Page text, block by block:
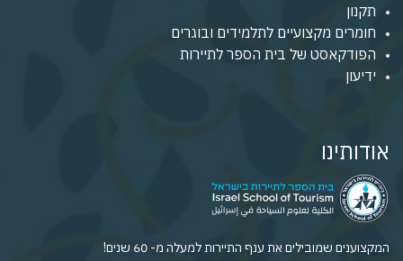
תקנון
חומרים מקצועיים לתלמידים ובוגרים
הפודקאסט של בית הספר לתיירות
ידיעון
אודותינו
המקצוענים שמובילים את ענף התיירות למעלה מ- 60 שנים!